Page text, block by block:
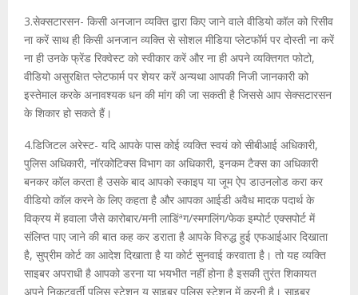
3.सेक्सटारसन- किसी अनजान व्यक्ति द्वारा किए जाने वाले वीडियो कॉल को रिसीव
ना करें साथ ही किसी अनजान व्यक्ति से सोशल मीडिया प्लेटफॉर्म पर दोस्ती ना करें
ना ही उनके फ्रेंड रिक्वेस्ट को स्वीकार करें और ना ही अपने व्यक्तिगत फोटो,
वीडियो असुरक्षित प्लेटफार्म पर शेयर करें अन्यथा आपकी निजी जानकारी को
इस्तेमाल करके अनावश्यक धन की मांग की जा सकती है जिससे आप सेक्सटारसन
के शिकार हो सकते हैं।
4.डिजिटल अरेस्ट- यदि आपके पास कोई व्यक्ति स्वयं को सीबीआई अधिकारी,
पुलिस अधिकारी, नॉरकोटिक्स विभाग का अधिकारी, इनकम टैक्स का अधिकारी
बनकर कॉल करता है उसके बाद आपको स्काइप या जूम ऐप डाउनलोड करा कर
वीडियो कॉल करने के लिए कहता है और आपका आईडी अवैध मादक पदार्थ के
विक्रय में हवाला जैसे कारोबार/मनी लाडिंªग/स्मगलिंग/फेक इम्पोर्ट एक्सपोर्ट में
संलिप्त पाए जाने की बात कह कर डराता है आपके विरुद्ध हुई एफआईआर दिखाता
है, सुप्रीम कोर्ट का आदेश दिखाता है या कोर्ट सुनवाई करवाता है। तो यह व्यक्ति
साइबर अपराधी है आपको डरना या भयभीत नहीं होना है इसकी तुरंत शिकायत
अपने निकटवर्ती पुलिस स्टेशन य साइबर पुलिस स्टेशन में करनी है। साइबर